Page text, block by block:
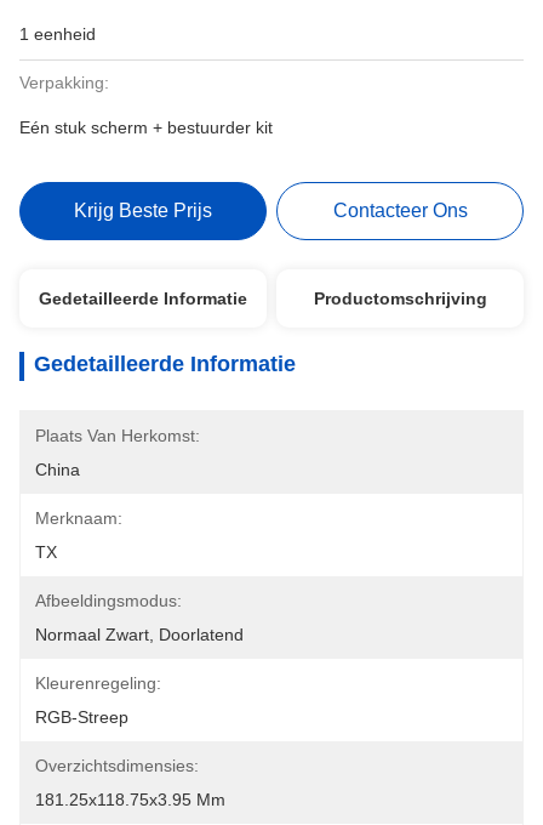
1 eenheid
Verpakking:
Eén stuk scherm + bestuurder kit
Krijg Beste Prijs Contacteer Ons
Gedetailleerde Informatie Productomschrijving
Gedetailleerde Informatie
Plaats Van Herkomst:
China
Merknaam:
TX
Afbeeldingsmodus:
Normaal Zwart, Doorlatend
Kleurenregeling:
RGB-Streep
Overzichtsdimensies:
181.25x118.75x3.95 Mm